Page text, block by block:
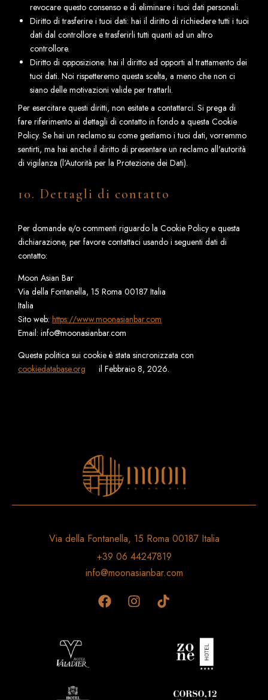
revocare questo consenso e di eliminare i tuoi dati personali.
Diritto di trasferire i tuoi dati: hai il diritto di richiedere tutti i tuoi
dati dal controllore e trasferirli tutti quanti ad un altro
controllore.
Diritto di opposizione: hai il diritto ad opporti al trattamento dei
tuoi dati. Noi rispetteremo questa scelta, a meno che non ci
siano delle motivazioni valide per trattarli.
Per esercitare questi diritti, non esitate a contattarci. Si prega di
fare riferimento ai dettagli di contatto in fondo a questa Cookie
Policy. Se hai un reclamo su come gestiamo i tuoi dati, vorremmo
sentirti, ma hai anche il diritto di presentare un reclamo all'autorità
di vigilanza (l'Autorità per la Protezione dei Dati).
10. Dettagli di contatto
Per domande e/o commenti riguardo la Cookie Policy e questa
dichiarazione, per favore contattaci usando i seguenti dati di
contatto:
Moon Asian Bar
Via della Fontanella, 15 Roma 00187 Italia
Italia
Sito web: https://www.moonasianbar.com
Email: info@moonasianbar.com
Questa politica sui cookie è stata sincronizzata con
cookiedatabase.org
il Febbraio 8, 2026.
Via della Fontanella, 15 Roma 00187 Italia
+39 06 44247819
info@moonasianbar.com